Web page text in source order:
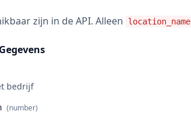
zijn in de API. Alleen location_name
bedrijf
(number)